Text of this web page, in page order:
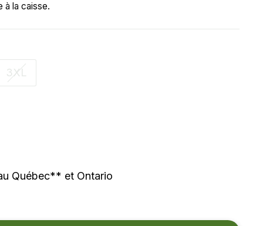
à la caisse.
3XL
Québec** et Ontario